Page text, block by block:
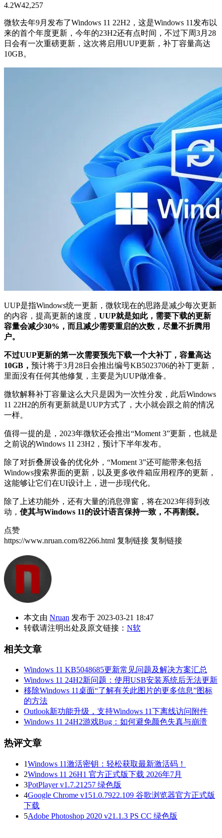
4.2W42,257
微软去年9月发布了Windows 11 22H2，这是Windows 11发布以
来的首个年度更新，今年的23H2还有点时间，不过下周3月28
日会有一次重磅更新，这次将启用UUP更新，补丁容量高达
10GB。
UUP是指Windows统一更新，微软现在的思路是减少每次更新
的内容，提高更新的速度， UUP就是如此，需要下载的更新
容量会减少30%，而且减少需要重启的次数，尽量不折腾用
户。
不过UUP更新的第一次需要预先下载一个大补丁，容量高达
10GB， 预计将于3月28日会推出编号KB5023706的补丁更新，
里面没有任何其他修复，主要是为UUP做准备。
微软解释补丁容量这么大只是因为一次性分发，此后Windows
11 22H2的所有更新就是UUP方式了，大小就会跟之前的情况
一样。
值得一提的是，2023年微软还会推出“Moment 3”更新，也就是
之前说的Windows 11 23H2，预计下半年发布。
除了对折叠屏设备的优化外，“Moment 3”还可能带来包括
Windows搜索界面的更新，以及更多收件箱应用程序的更新，
这能够让它们在UI设计上，进一步现代化。
除了上述功能外，还有大量的消息弹窗，将在2023年得到改
动， 使其与Windows 11的设计语言保持一致，不再割裂。
点赞
https://www.nruan.com/82266.html 复制链接 复制链接
本文由 Nruan 发布于 2023-03-21 18:47
转载请注明出处及原文链接： N软
相关文章
Windows 11 KB5048685更新常见问题及解决方案汇总
Windows 11 24H2新问题：使用USB安装系统后无法更新
移除Windows 11桌面“了解有关此图片的更多信息”图标
的方法
Outlook新功能升级，支持Windows 11下离线访问附件
Windows 11 24H2游戏Bug：如何避免颜色失真与崩溃
热评文章
1Windows 11激活密钥：轻松获取最新激活码！
2Windows 11 26H1 官方正式版下载 2026年7月
3PotPlayer v1.7.21257 绿色版
4Google Chrome v151.0.7922.109 谷歌浏览器官方正式版
下载
5Adobe Photoshop 2020 v21.1.3 PS CC 绿色版